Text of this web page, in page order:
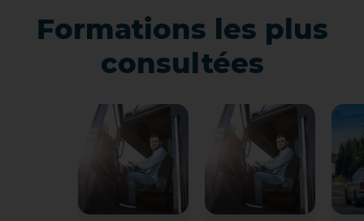
Formations les plus
consultées